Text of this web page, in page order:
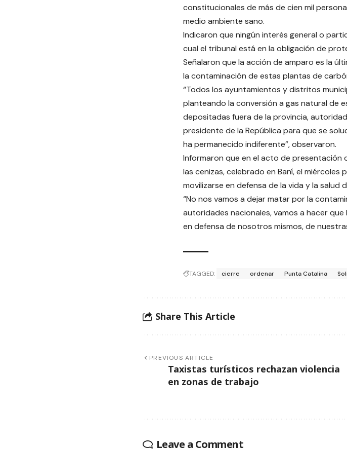
constitucionales de más de cien mil
medio ambiente sano.
Indicaron que ningún interés general o
cual el tribunal está en la obligación de
Señalaron que la acción de amparo es la
la contaminación de estas plantas de
“Todos los ayuntamientos y distritos
planteando la conversión a gas natural de
depositadas fuera de la provincia,
presidente de la República para que se
ha permanecido indiferente”, observaron.
Informaron que en el acto de presentación
las cenizas, celebrado en Baní, el
movilizarse en defensa de la vida y la salud
“No nos vamos a dejar matar por la
autoridades nacionales, vamos a hacer
en defensa de nosotros mismos, de
TAGGED: cierre ordenar Punta Catalina
Share This Article
PREVIOUS ARTICLE
Taxistas turísticos rechazan violencia
en zonas de trabajo
Leave a Comment